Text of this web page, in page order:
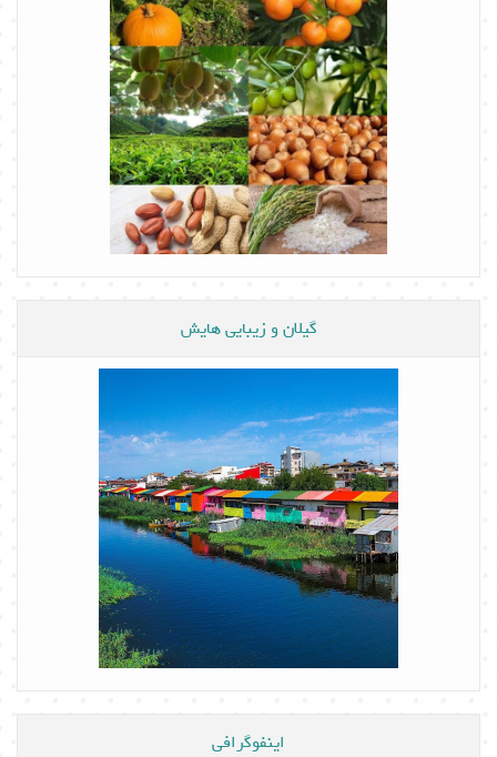
گیلان و زیبایی هایش
اینفوگرافی